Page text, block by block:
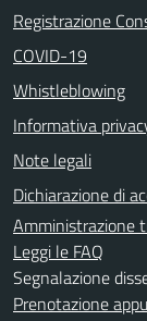
Registrazione
COVID-19
Whistleblowing
Informativa
Note legali
Dichiarazione di
Amministrazione
Leggi le FAQ
Segnalazione
Prenotazione